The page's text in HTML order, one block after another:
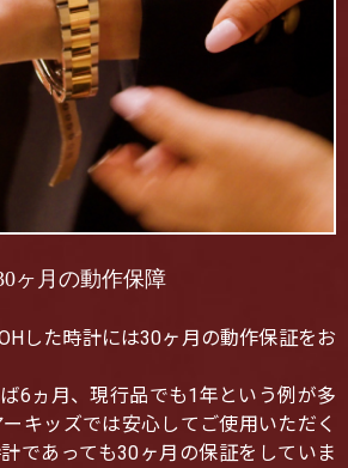
ヶ月の動作保障
した時計には30ヶ月の動作保証をお
6ヵ月、現行品でも1年という例が多
キッズでは安心してご使用いただく
であっても30ヶ月の保証をしていま